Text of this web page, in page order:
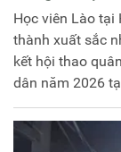
nhân dân năm
Học viên Lào tại
thành xuất sắc
kết hội thao
dân năm 2026